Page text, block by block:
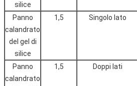
silice
Panno
calandrato
del gel di
silice
1,5 Singolo lato
Panno
calandrato
1,5 Doppi lati